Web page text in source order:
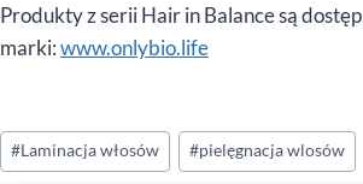
Produkty z serii Hair in Balance są
marki:www.onlybio.life
Tagi
wpisu:
#Laminacja włosów #pielęgnacja wlosów